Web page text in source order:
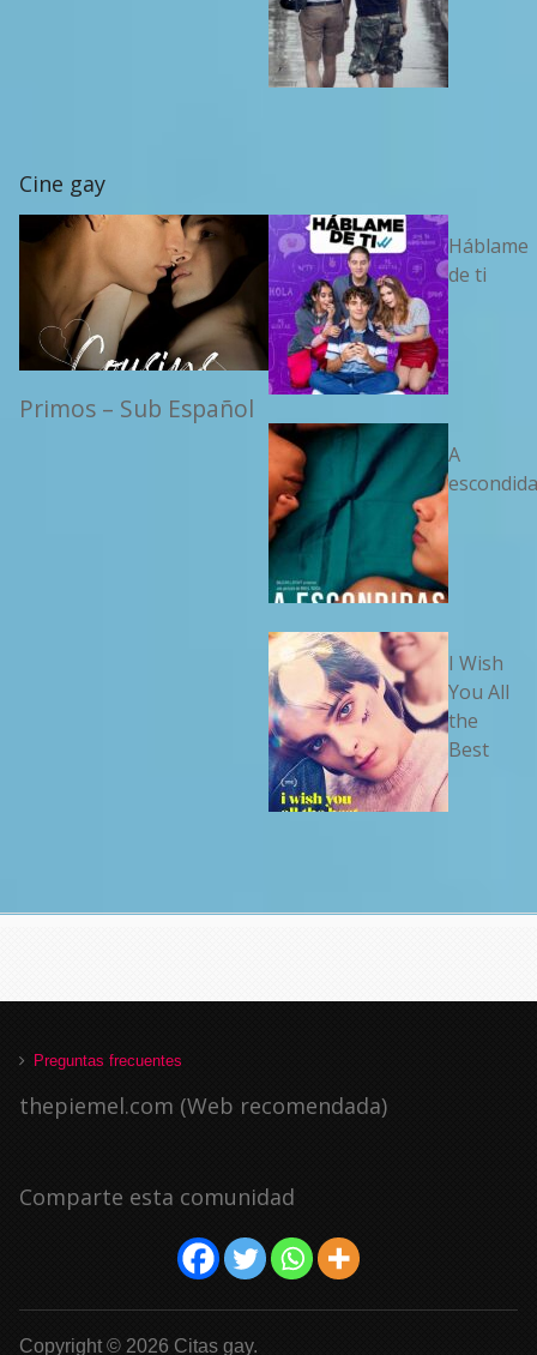
Cine gay
Primos – Sub Español
Háblame
de ti
A
I Wish
You All
the
Best
Preguntas frecuentes
thepiemel.com (Web recomendada)
Comparte esta comunidad
Copyright © 2026 Citas gay.